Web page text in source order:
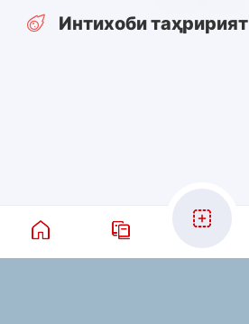
Интихоби таҳририят